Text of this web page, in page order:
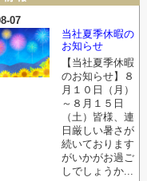
07
当社夏季休暇の
お知らせ
【当社夏季休暇
のお知らせ】８
月１０日（月）
～８月１５日
（土）皆様、連
日厳しい暑さが
続いております
がいかがお過ご
しでしょうか...